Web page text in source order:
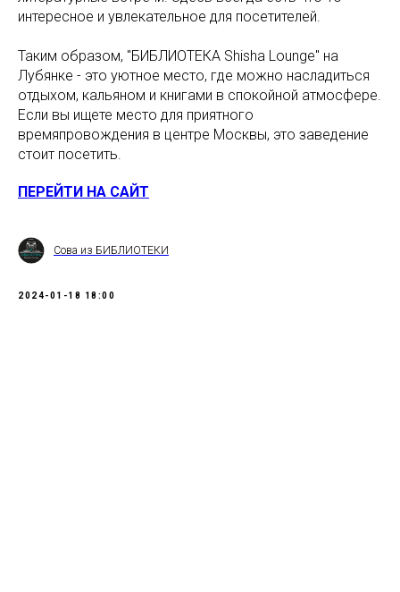
интересное и увлекательное для посетителей.
Таким образом, "БИБЛИОТЕКА Shisha Lounge" на
Лубянке - это уютное место, где можно насладиться
отдыхом, кальяном и книгами в спокойной атмосфере.
Если вы ищете место для приятного
времяпровождения в центре Москвы, это заведение
стоит посетить.
ПЕРЕЙТИ НА САЙТ
Сова из БИБЛИОТЕКИ
2024-01-18 18:00